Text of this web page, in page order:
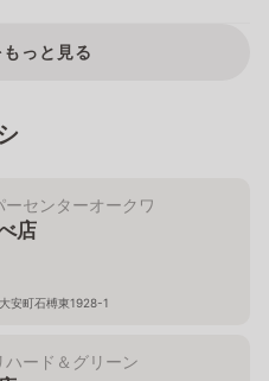
っと見る
ーセンターオークワ
店
安町石榑東1928-1
ハード＆グリーン